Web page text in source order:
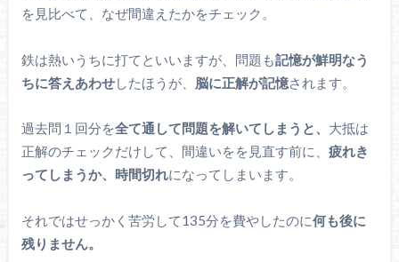
を見比べて、なぜ間違えたかをチェック。
鉄は熱いうちに打てといいますが、問題も記憶が鮮明なう
ちに答えあわせしたほうが、 脳に正解が記憶されます。
過去問１回分を全て通して問題を解いてしまうと、 大抵は
正解のチェックだけして、間違いをを見直す前に、 疲れき
ってしまうか、時間切れになってしまいます。
それではせっかく苦労して135分を費やしたのに何も後に
残りません。